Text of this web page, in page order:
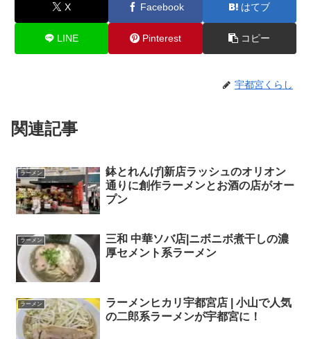
X Facebook はてブ
LINE Pinterest コピー
宇都宮くらし
関連記事
ラーメン
鉢とれんげ|新店ラッシュのオリオン
通りに創作ラーメンとお酒の店がオー
プン
ラーメン
三和 中華ソバ店|ニボニボ煮干しの濃
厚セメント系ラーメン
ラーメン
ラーメンヒカリ宇都宮店 | 小山で人気
の二郎系ラーメンが宇都宮に！